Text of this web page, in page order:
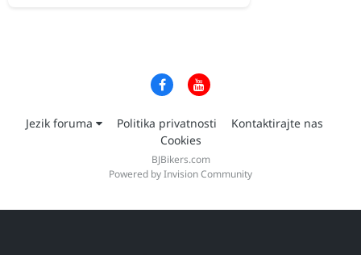
Jezik foruma Politika privatnosti
Kontaktirajte nas
Cookies
BJBikers.com
Powered by Invision Community